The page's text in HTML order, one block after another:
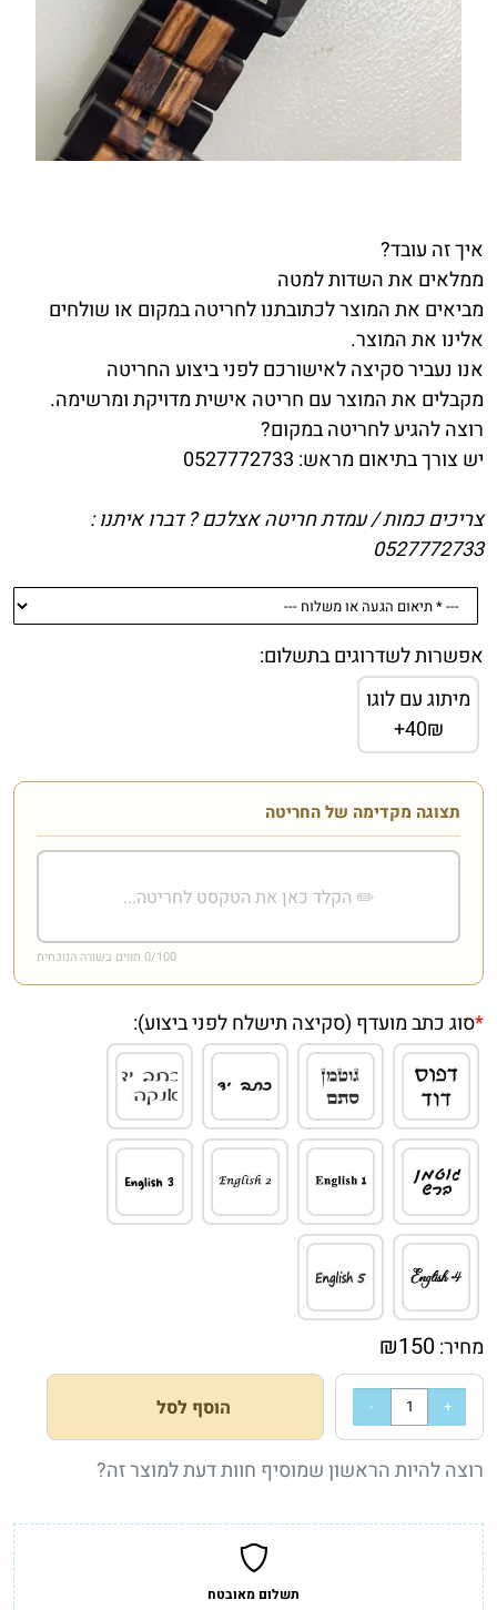
איך זה עובד?
ממלאים את השדות למטה
מביאים את המוצר לכתובתנו לחריטה במקום או שולחים
אלינו את המוצר.
אנו נעביר סקיצה לאישורכם לפני ביצוע החריטה
מקבלים את המוצר עם חריטה אישית מדויקת ומרשימה.
רוצה להגיע לחריטה במקום?
יש צורך בתיאום מראש: 0527772733
צריכים כמות / עמדת חריטה אצלכם ? דברו איתנו :
0527772733
אפשרות לשדרוגים בתשלום:
מיתוג עם לוגו
40₪+
תצוגה מקדימה של החריטה
0/100 תווים בשורה הנוכחית
*סוג כתב מועדף (סקיצה תישלח לפני ביצוע):
מחיר: ₪150
הוסף לסל
רוצה להיות הראשון שמוסיף חוות דעת למוצר זה?
תשלום מאובטח